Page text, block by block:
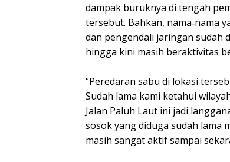
dampak buruknya di tengah
tersebut. Bahkan, nama‑nama
dan pengendali jaringan sudah
hingga kini masih beraktivitas
“Peredaran sabu di lokasi
Sudah lama kami ketahui
Jalan Paluh Laut ini jadi
sosok yang diduga sudah lama
masih sangat aktif sampai